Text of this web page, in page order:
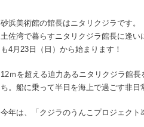
砂浜美術館の館長はニタリクジラです。
土佐湾で暮らすニタリクジラ館長に逢
も4月23日（日）から始まります！
12ｍを超える迫力あるニタリクジラ館
ち。船に乗って半日を海上で過ごす非
今年は、「クジラのうんこプロジェクト